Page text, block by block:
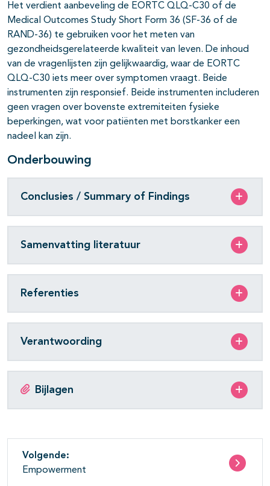
Het verdient aanbeveling de EORTC QLQ-C30 of de
Medical Outcomes Study Short Form 36 (SF-36 of de
RAND-36) te gebruiken voor het meten van
gezondheidsgerelateerde kwaliteit van leven. De inhoud
van de vragenlijsten zijn gelijkwaardig, waar de EORTC
QLQ-C30 iets meer over symptomen vraagt. Beide
instrumenten zijn responsief. Beide instrumenten includeren
geen vragen over bovenste extremiteiten fysieke
beperkingen, wat voor patiënten met borstkanker een
nadeel kan zijn.
Onderbouwing
Conclusies / Summary of Findings
Samenvatting literatuur
Referenties
Verantwoording
Bijlagen
Volgende:
Empowerment